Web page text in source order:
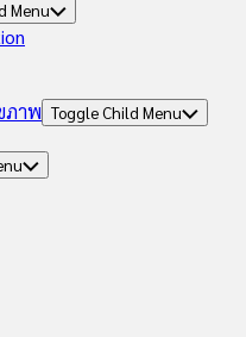
Menu
ภาพ Toggle Child Menu